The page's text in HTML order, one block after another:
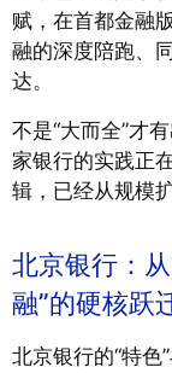
赋，在首都金融
融的深度陪跑、
达。
不是“大而全”才
家银行的实践正
辑，已经从规模
北京银行：
融”的硬核跃
北京银行的“特色